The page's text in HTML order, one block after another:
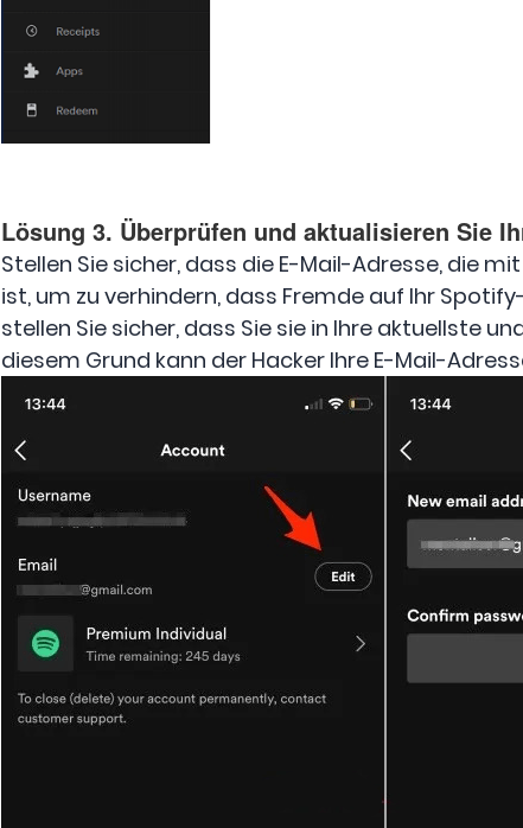
Lösung 3. Überprüfen und aktualisieren Sie
Stellen Sie sicher, dass die E-Mail-Adresse, die
ist, um zu verhindern, dass Fremde auf Ihr
stellen Sie sicher, dass Sie sie in Ihre aktuellste
diesem Grund kann der Hacker Ihre E-Mail-